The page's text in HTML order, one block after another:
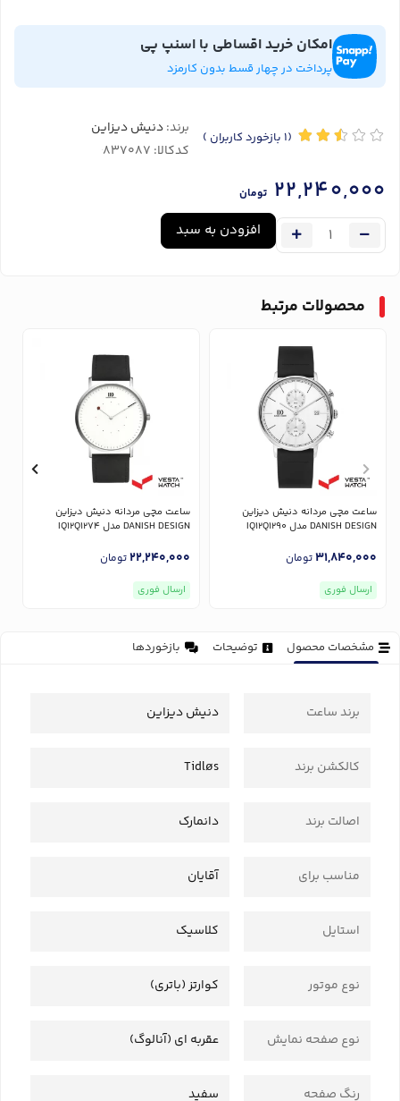
امکان خرید اقساطی با اسنپ پی
پرداخت در چهار قسط بدون کارمزد
(1 بازخورد کاربران ) برند:دنیش دیزاین
کدکالا:
22,240,000 تومان
افزودن به سبد
محصولات مرتبط
ساعت مچی مردانه دنیش دیزاین
DANISH DESIGN مدل IQ12Q1290
31,840,000تومان
ارسال فوری
ساعت مچی مردانه دنیش دیزاین
DANISH DESIGN مدل IQ12Q1274
22,240,000تومان
ارسال فوری
مشخصات محصول توضیحات بازخوردها
برند ساعت دنیش دیزاین
کالکشن برند Tidløs
اصالت برند دانمارک
مناسب برای آقایان
استایل کلاسیک
نوع موتور کوارتز (باتری)
نوع صفحه نمایش عقربه ای (آنالوگ)
رنگ صفحه سفید